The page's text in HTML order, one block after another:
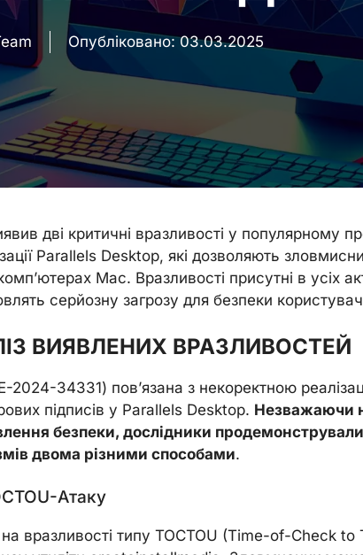
Опубліковано:03.03.2025
дві критичні вразливості у популярному
Parallels Desktop, які дозволяють
Mac. Вразливості присутні в усіх
серйозну загрозу для безпеки
ВИЯВЛЕНИХ ВРАЗЛИВОСТЕЙ
2024-34331) пов’язана з некоректною
підписів у Parallels Desktop. Незважаючи
безпеки, дослідники
двома різними способами.
Атаку
вразливості типу TOCTOU (Time-of-Check